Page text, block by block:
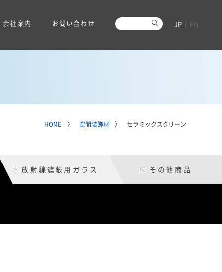
会社案内 お問い合わせ JP EN
HOME 〉 空間装飾材 〉 セラミックスクリーン
放射線遮蔽用ガラス その他商品